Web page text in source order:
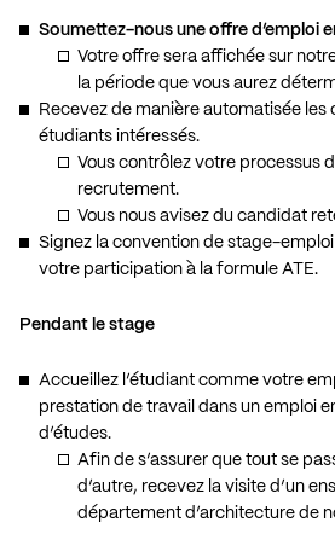
Soumettez-nous une offre d’emploi
Votre offre sera affichée sur
la période que vous aurez
Recevez de manière automatisée les
étudiants intéressés.
Vous contrôlez votre processus
recrutement.
Vous nous avisez du candidat
Signez la convention de stage-
votre participation à la formule ATE.
Pendant le stage
Accueillez l’étudiant comme votre
prestation de travail dans un emploi
d’études.
Afin de s’assurer que tout se
d’autre, recevez la visite d’un
département d’architecture de